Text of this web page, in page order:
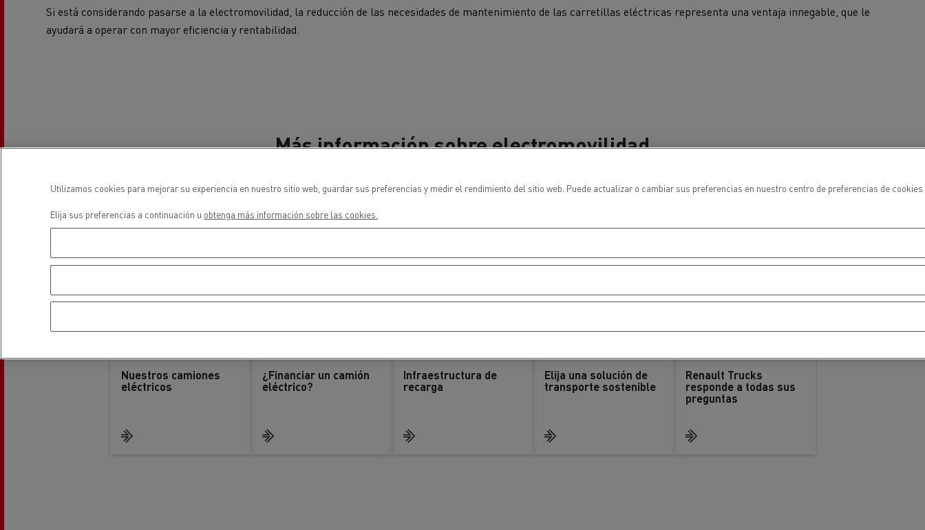
Feldschlösschen - Carlsberg
Si está considerando pasarse a la electromovilidad, la reducción de las necesidades de mantenimiento de las carretillas eléctricas representa una ventaja innegable, que le
ayudará a operar con mayor eficiencia y rentabilidad.
Más información sobre electromovilidad
Nuestros camiones
eléctricos
¿Financiar un camión
eléctrico?
Infraestructura de
recarga
Elija una solución de
transporte sostenible
Renault Trucks
responde a todas sus
preguntas
Utilizamos cookies para mejorar su experiencia en nuestro sitio web, guardar sus preferencias y medir el rendimiento del sitio web. Puede actualizar o cambiar sus preferencias en nuestro centro de preferencias de
Elija sus preferencias a continuación u obtenga más información sobre las cookies.